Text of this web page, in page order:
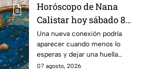
Horóscopo de Nana
Calistar hoy sábado 8
de agosto del 2026 para
cada signo; una
conexión inesperada
Una nueva conexión podría
aparecer cuando menos lo
esperas y dejar una huella
importante.
07 agosto, 2026